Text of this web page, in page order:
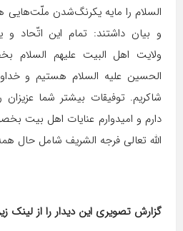
السلام را مایه یکرنگ‌شدن ملّت‌هایی
و بیان داشتند: تمام این اتّحاد
ولایت اهل البیت علیهم‌ السلام
الحسین علیه‌ السلام هستیم و
شاکریم. توفیقات بیشتر شما
دارم و امیدوارم عنایات اهل
الله تعالی فرجه الشریف شامل حال
گزارش تصویری این دیدار را از لینک